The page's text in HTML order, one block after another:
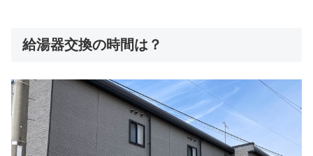
給湯器交換の時間は？